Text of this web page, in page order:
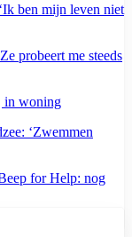
ben mijn leven niet
probeert me steeds
in woning
‘Zwemmen
for Help: nog